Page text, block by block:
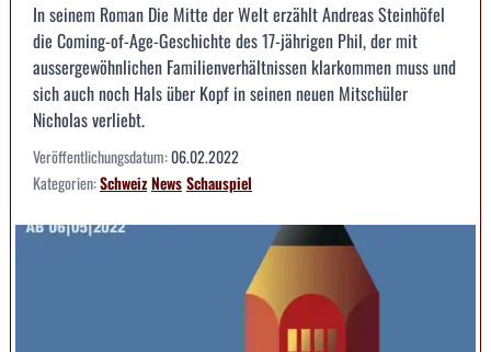
In seinem Roman Die Mitte der Welt erzählt Andreas Steinhöfel
die Coming-of-Age-Geschichte des 17-jährigen Phil, der mit
aussergewöhnlichen Familienverhältnissen klarkommen muss und
sich auch noch Hals über Kopf in seinen neuen Mitschüler
Nicholas verliebt.
Veröffentlichungsdatum:06.02.2022
Kategorien:SchweizNewsSchauspiel